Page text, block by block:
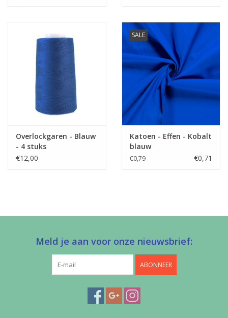
Overlockgaren - Blauw
- 4 stuks
€12,00
SALE
Katoen - Effen - Kobalt
blauw
€0,79 €0,71
Meld je aan voor onze nieuwsbrief:
ABONNEER